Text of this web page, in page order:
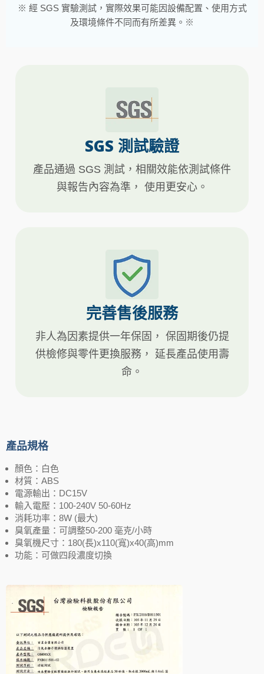
※ 經 SGS 實驗測試，實際效果可能因設備配置、使用方式
及環境條件不同而有所差異。※
SGS 測試驗證
產品通過 SGS 測試，相關效能依測試條件
與報告內容為準， 使用更安心。
完善售後服務
非人為因素提供一年保固， 保固期後仍提
供檢修與零件更換服務， 延長產品使用壽
命。
產品規格
顏色：白色
材質：ABS
電源輸出：DC15V
輸入電壓：100-240V 50-60Hz
消耗功率：8W (最大)
臭氧產量：可調整50-200 毫克/小時
臭氧機尺寸：180(長)x110(寬)x40(高)mm
功能：可做四段濃度切換